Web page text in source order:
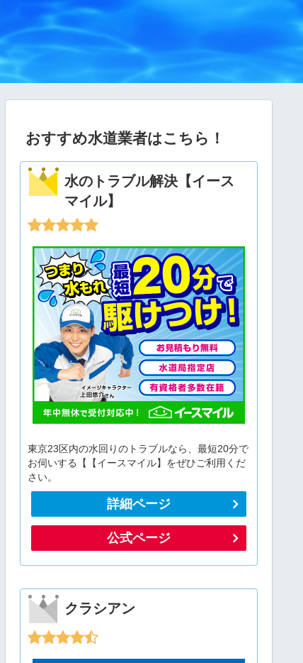
おすすめ水道業者はこちら！
水のトラブル解決【イース
マイル】
東京23区内の水回りのトラブルなら、最短20分で
お伺いする【【イースマイル】をぜひご利用くだ
さい。
詳細ページ
公式ページ
クラシアン